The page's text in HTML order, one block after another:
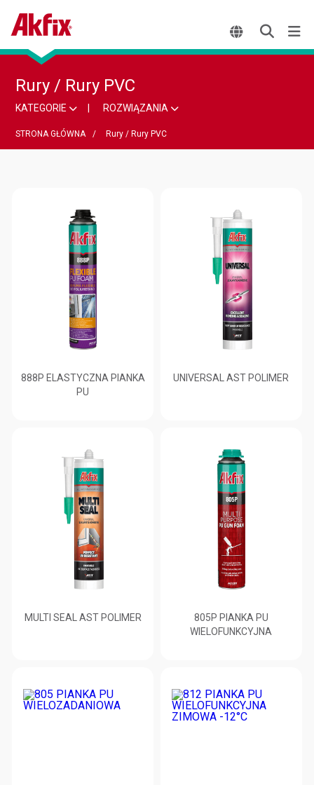
Rury / Rury PVC
KATEGORIE ROZWIĄZANIA
STRONA GŁÓWNA Rury / Rury PVC
888P ELASTYCZNA PIANKA
PU
UNIVERSAL AST POLIMER
MULTI SEAL AST POLIMER
805P PIANKA PU
WIELOFUNKCYJNA